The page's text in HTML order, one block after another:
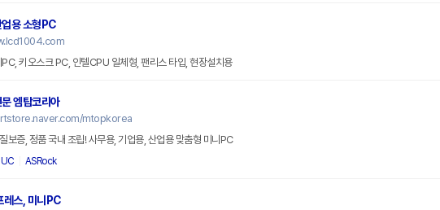
용 소형PC
키오스크 PC, 인텔CPU 일체형, 팬리스 타입, 현장설치용
엠탑코리아
mtopkorea
보증, 정품 국내 조립! 사무용, 기업용, 산업용 맞춤형 미니PC
ASRock
레스, 미니PC